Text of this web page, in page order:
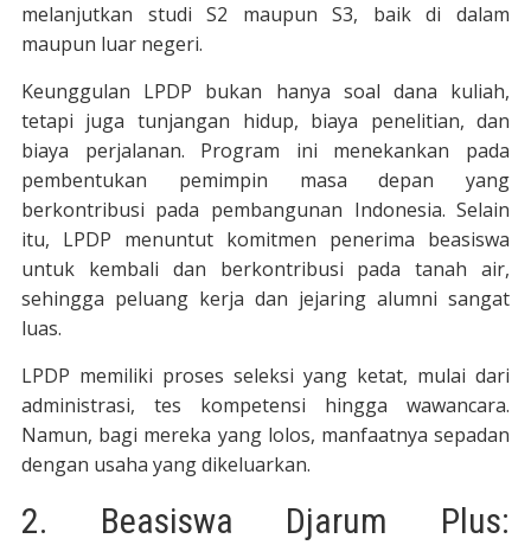
melanjutkan studi S2 maupun S3, baik di dalam
maupun luar negeri.
Keunggulan LPDP bukan hanya soal dana kuliah,
tetapi juga tunjangan hidup, biaya penelitian, dan
biaya perjalanan. Program ini menekankan pada
pembentukan pemimpin masa depan yang
berkontribusi pada pembangunan Indonesia. Selain
itu, LPDP menuntut komitmen penerima beasiswa
untuk kembali dan berkontribusi pada tanah air,
sehingga peluang kerja dan jejaring alumni sangat
luas.
LPDP memiliki proses seleksi yang ketat, mulai dari
administrasi, tes kompetensi hingga wawancara.
Namun, bagi mereka yang lolos, manfaatnya sepadan
dengan usaha yang dikeluarkan.
2. Beasiswa Djarum Plus: